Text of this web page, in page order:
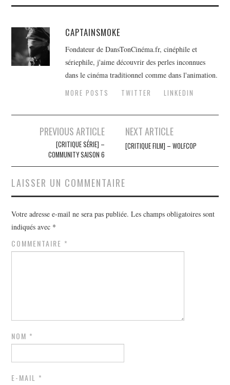
CAPTAINSMOKE
Fondateur de DansTonCinéma.fr, cinéphile et
sériephile, j'aime découvrir des perles inconnues
dans le cinéma traditionnel comme dans l'animation.
MORE POSTS
TWITTER LINKEDIN
Navigation
articles
PREVIOUS ARTICLE
[CRITIQUE SÉRIE] –
COMMUNITY SAISON 6
NEXT ARTICLE
[CRITIQUE FILM] – WOLFCOP
LAISSER UN COMMENTAIRE
Votre adresse e-mail ne sera pas publiée. Les champs obligatoires sont
indiqués avec *
COMMENTAIRE *
NOM *
E-MAIL *